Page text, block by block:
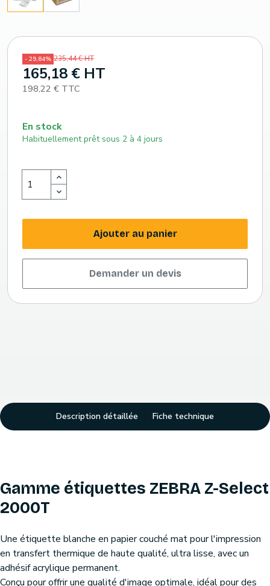
- 29,84% 235,44 € HT
165,18 € HT
198,22 € TTC
En stock
Habituellement prêt sous 2 à 4 jours
Ajouter au panier
Demander un devis
Description détaillée Fiche technique
Gamme étiquettes ZEBRA Z-Select
2000T
Une étiquette blanche en papier couché mat pour l'impression
en transfert thermique de haute qualité, ultra lisse, avec un
adhésif acrylique permanent.
Conçu pour offrir une qualité d'image optimale, idéal pour des